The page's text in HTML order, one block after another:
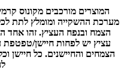
המוצרים מורכבים מקונוס
מערכת ההשקייה ומומלץ לתת
הצמח ובנפח העציץ. זהו אחד
עציץ יש לפחות חיישן/טפטפת
הצמחים והחיישנים. כל חיישן